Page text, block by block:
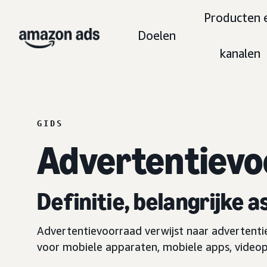
Doelen
Producten
kanalen
GIDS
Definitie, belangrijke
Advertentievoorraad verwijst naar
voor mobiele apparaten, mobiele apps,